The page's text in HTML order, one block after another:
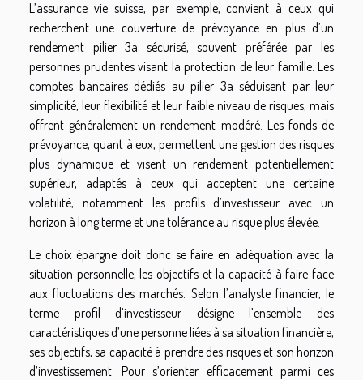
L’assurance vie suisse, par exemple, convient à ceux qui
recherchent une couverture de prévoyance en plus d’un
rendement pilier 3a sécurisé, souvent préférée par les
personnes prudentes visant la protection de leur famille. Les
comptes bancaires dédiés au pilier 3a séduisent par leur
simplicité, leur flexibilité et leur faible niveau de risques, mais
offrent généralement un rendement modéré. Les fonds de
prévoyance, quant à eux, permettent une gestion des risques
plus dynamique et visent un rendement potentiellement
supérieur, adaptés à ceux qui acceptent une certaine
volatilité, notamment les profils d’investisseur avec un
horizon à long terme et une tolérance au risque plus élevée.
Le choix épargne doit donc se faire en adéquation avec la
situation personnelle, les objectifs et la capacité à faire face
aux fluctuations des marchés. Selon l’analyste financier, le
terme profil d’investisseur désigne l’ensemble des
caractéristiques d’une personne liées à sa situation financière,
ses objectifs, sa capacité à prendre des risques et son horizon
d’investissement. Pour s’orienter efficacement parmi ces